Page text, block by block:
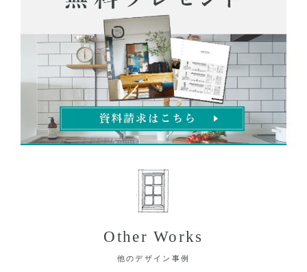
Other Works
他のデザイン事例